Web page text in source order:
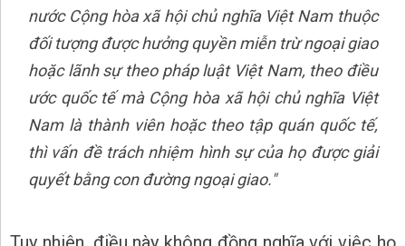
nước Cộng hòa xã hội chủ nghĩa Việt Nam thuộc
đối tượng được hưởng quyền miễn trừ ngoại giao
hoặc lãnh sự theo pháp luật Việt Nam, theo điều
ước quốc tế mà Cộng hòa xã hội chủ nghĩa Việt
Nam là thành viên hoặc theo tập quán quốc tế,
thì vấn đề trách nhiệm hình sự của họ được giải
quyết bằng con đường ngoại giao."